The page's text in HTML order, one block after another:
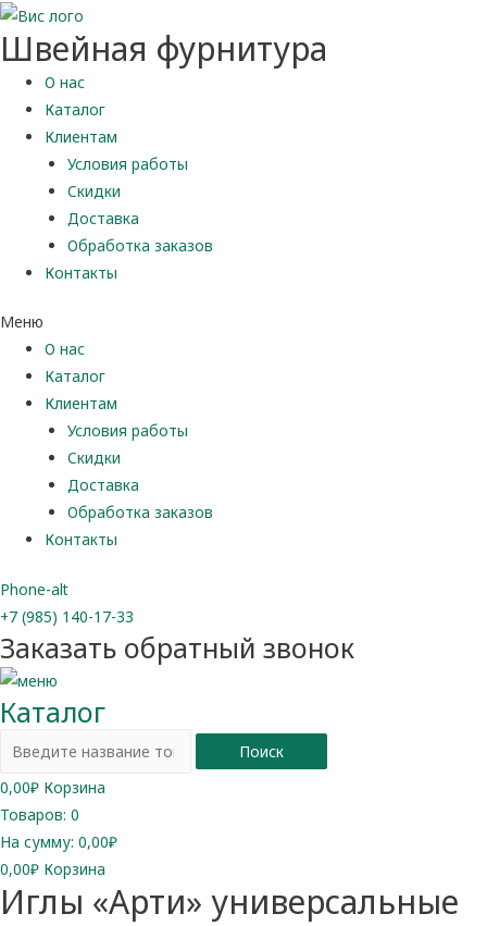
Швейная фурнитура
О нас
Каталог
Клиентам
Условия работы
Скидки
Доставка
Обработка заказов
Контакты
Меню
О нас
Каталог
Клиентам
Условия работы
Скидки
Доставка
Обработка заказов
Контакты
Phone-alt
+7 (985) 140-17-33
Заказать обратный звонок
Каталог
Поиск
0,00₽ Корзина
Товаров: 0
На сумму: 0,00₽
0,00₽ Корзина
Иглы «Арти» универсальные